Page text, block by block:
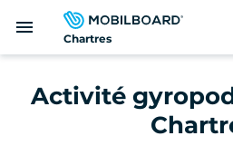
Chartres
menu
Activité